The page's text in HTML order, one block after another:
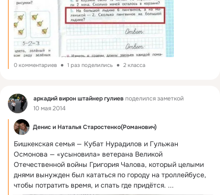
0 комментариев 1 раз поделились 2 класса
Фид аркадий вирон штайнер гулиев поделился заметкой
10 мая 2014
Денис и Наталья Старостенко(Романович)
Бишкекская семья — Кубат Нурадилов и Гульжан
Осмонова — «усыновила» ветерана Великой
Отечественной войны Григория Чалова, который целыми
днями вынужден был кататься по городу на троллейбусе,
чтобы потратить время, и спать где придётся. ...